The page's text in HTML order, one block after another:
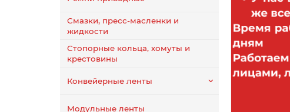
Смазки, пресс-масленки и
жидкости
Стопорные кольца, хомуты и
крестовины
Конвейерные ленты
Модульные ленты